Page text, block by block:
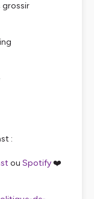
grossir
:
ou Spotify❤️